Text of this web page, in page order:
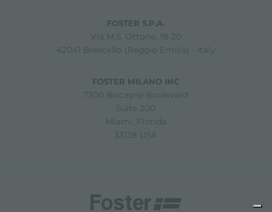
FOSTER S.P.A.
Via M.S. Ottone, 18-20
42041 Brescello (Reggio Emilia) - Italy
FOSTER MILANO INC
7300 Biscayne Boulevard
Suite 200
Miami, Florida
33138 USA